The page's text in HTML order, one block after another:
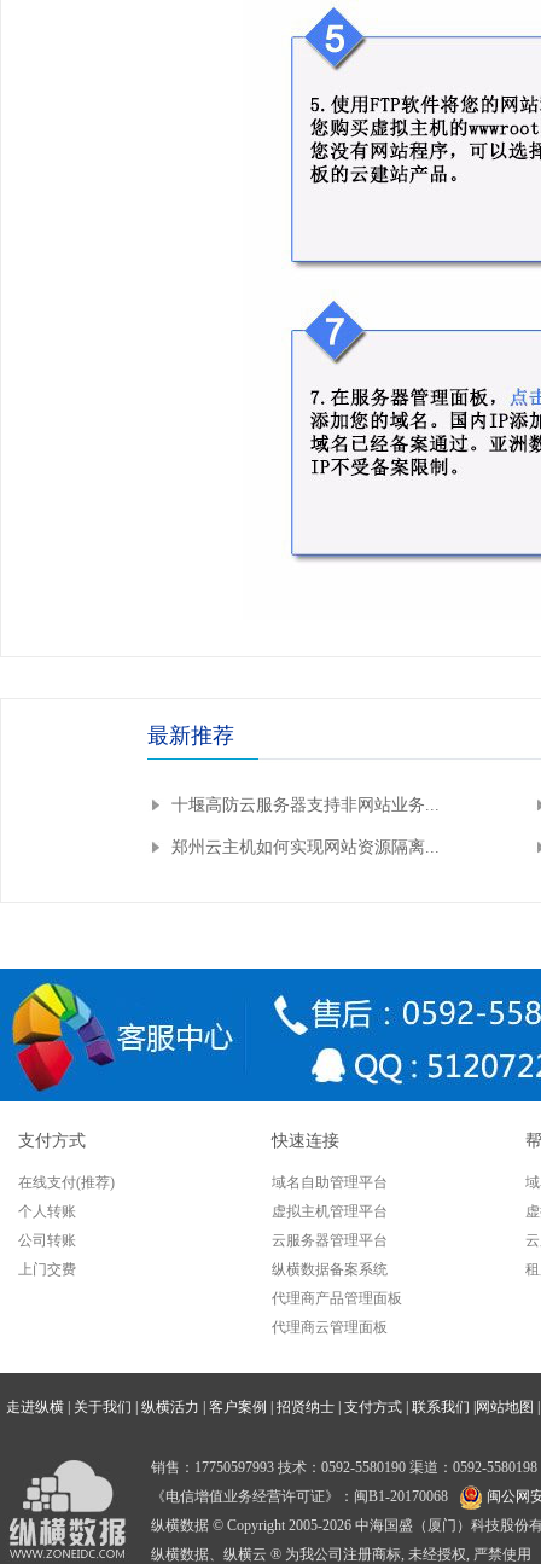
最新推荐
十堰高防云服务器支持非网站业务...
郑州云主机如何实现网站资源隔离...
支付方式
在线支付(推荐)
个人转账
公司转账
上门交费
快速连接
域名自助管理平台
虚拟主机管理平台
云服务器管理平台
纵横数据备案系统
代理商产品管理面板
代理商云管理面板
走进纵横 关于我们 纵横活力 客户案例 招贤纳士 支付方式 联系我们 网站地图
销售：17750597993 技术：0592-5580190 渠道：0592-5580198
《电信增值业务经营许可证》：闽B1-20170068
闽公网
纵横数据 © Copyright 2005-2026 中海国盛（厦门）科技股份
纵横数据、纵横云 ® 为我公司注册商标, 未经授权, 严禁使用